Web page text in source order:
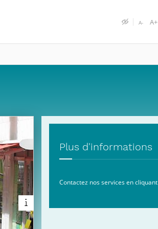
A- A+
Plus d'informations
Contactez nos services en cliquant